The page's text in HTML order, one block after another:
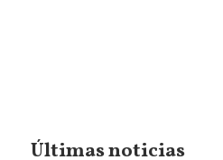
Últimas noticias